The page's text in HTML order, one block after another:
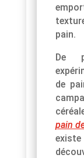
pain.
De
de
pain
existe